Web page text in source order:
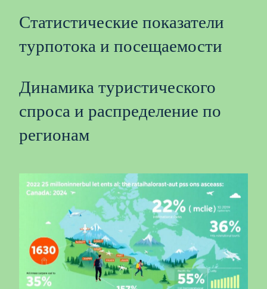
Статистические показатели
турпотока и посещаемости
Динамика туристического
спроса и распределение по
регионам